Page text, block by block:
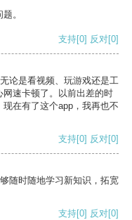
。
支持[0] 反对[0]
论是看视频、玩游戏还是工
速卡顿了。以前出差的时
在有了这个app，我再也不
支持[0] 反对[0]
随时随地学习新知识，拓宽
支持[0] 反对[0]